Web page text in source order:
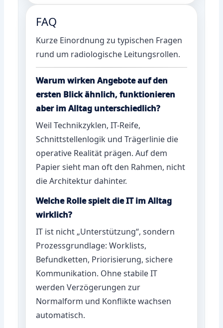
FAQ
Kurze Einordnung zu typischen Fragen
rund um radiologische Leitungsrollen.
Warum wirken Angebote auf den
ersten Blick ähnlich, funktionieren
aber im Alltag unterschiedlich?
Weil Technikzyklen, IT-Reife,
Schnittstellenlogik und Trägerlinie die
operative Realität prägen. Auf dem
Papier sieht man oft den Rahmen, nicht
die Architektur dahinter.
Welche Rolle spielt die IT im Alltag
wirklich?
IT ist nicht „Unterstützung“, sondern
Prozessgrundlage: Worklists,
Befundketten, Priorisierung, sichere
Kommunikation. Ohne stabile IT
werden Verzögerungen zur
Normalform und Konflikte wachsen
automatisch.